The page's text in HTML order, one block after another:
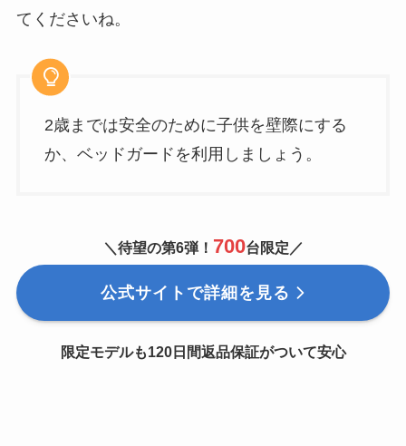
てくださいね。
2歳までは安全のために子供を壁際にする
か、ベッドガードを利用しましょう。
＼待望の第6弾！ 700台限定／
公式サイトで詳細を見る
限定モデルも120日間返品保証がついて安心